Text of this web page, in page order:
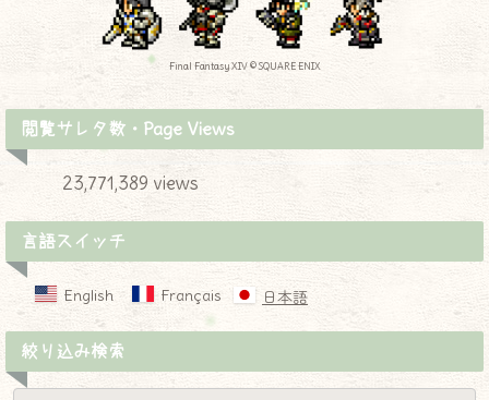
Final Fantasy XIV © SQUARE ENIX
閲覧サレタ数・Page Views
23,771,389 views
言語スイッチ
English Français 日本語
絞り込み検索